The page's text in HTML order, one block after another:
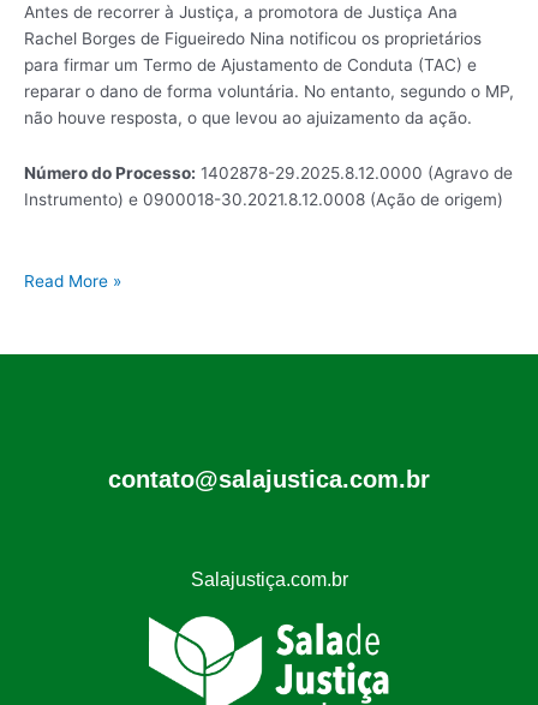
Antes de recorrer à Justiça, a promotora de Justiça Ana
Rachel Borges de Figueiredo Nina notificou os proprietários
para firmar um Termo de Ajustamento de Conduta (TAC) e
reparar o dano de forma voluntária. No entanto, segundo o MP,
não houve resposta, o que levou ao ajuizamento da ação.
Número do Processo: 1402878-29.2025.8.12.0000 (Agravo de
Instrumento) e 0900018-30.2021.8.12.0008 (Ação de origem)
Read More »
contato@salajustica.com.br
Salajustiça.com.br